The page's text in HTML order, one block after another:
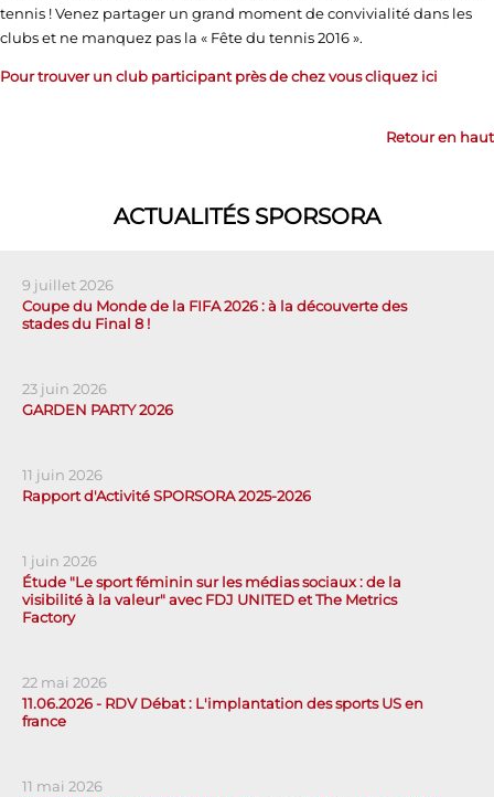
tennis ! Venez partager un grand moment de convivialité dans les
clubs et ne manquez pas la « Fête du tennis 2016 ».
Pour trouver un club participant près de chez vous cliquez ici
Retour en haut
ACTUALITÉS SPORSORA
9 juillet 2026
Coupe du Monde de la FIFA 2026 : à la découverte des
stades du Final 8 !
23 juin 2026
GARDEN PARTY 2026
11 juin 2026
Rapport d'Activité SPORSORA 2025-2026
1 juin 2026
Étude "Le sport féminin sur les médias sociaux : de la
visibilité à la valeur" avec FDJ UNITED et The Metrics
Factory
22 mai 2026
11.06.2026 - RDV Débat : L'implantation des sports US en
france
11 mai 2026